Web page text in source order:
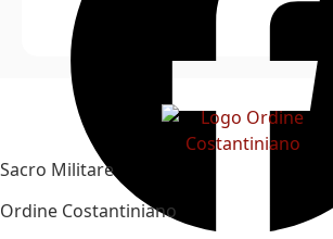
Sacro Militare
Ordine Costantiniano